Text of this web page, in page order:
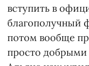
вступить в
благополучный
потом вообще
просто